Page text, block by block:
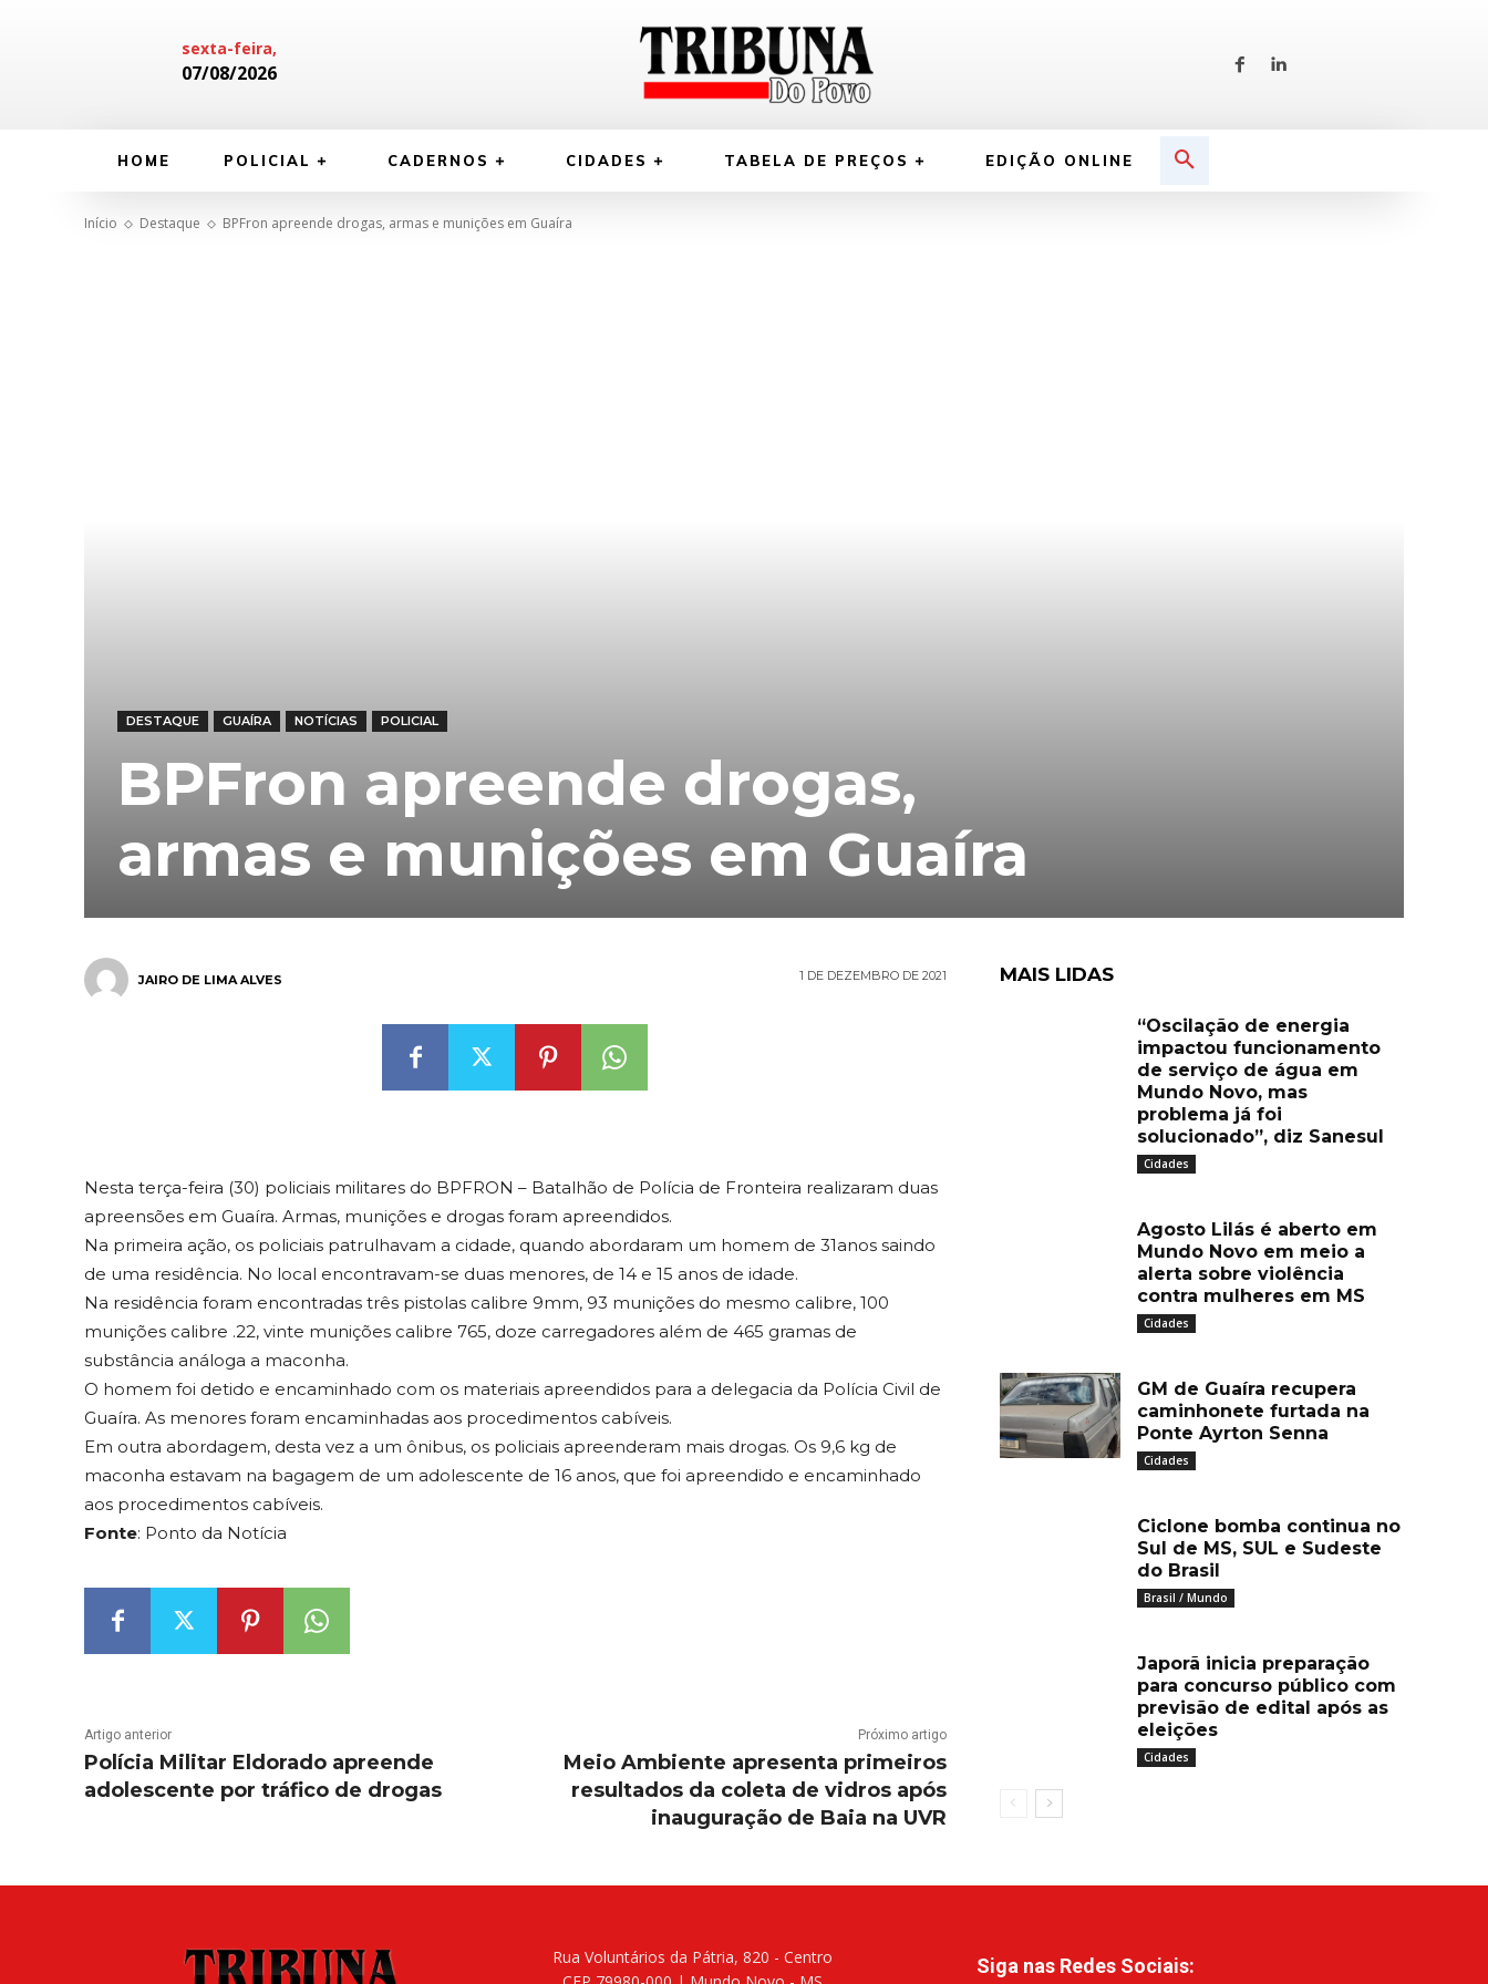
sexta-feira,
07/08/2026
HOME POLICIAL CADERNOS CIDADES TABELA DE PREÇOS EDIÇÃO ONLINE
Início Destaque BPFron apreende drogas, armas e munições em Guaíra
DESTAQUE GUAÍRA NOTÍCIAS POLICIAL
BPFron apreende drogas,
armas e munições em Guaíra
JAIRO DE LIMA ALVES 1 DE DEZEMBRO DE 2021
Nesta terça-feira (30) policiais militares do BPFRON – Batalhão de Polícia de Fronteira realizaram duas
apreensões em Guaíra. Armas, munições e drogas foram apreendidos.
Na primeira ação, os policiais patrulhavam a cidade, quando abordaram um homem de 31anos saindo
de uma residência. No local encontravam-se duas menores, de 14 e 15 anos de idade.
Na residência foram encontradas três pistolas calibre 9mm, 93 munições do mesmo calibre, 100
munições calibre .22, vinte munições calibre 765, doze carregadores além de 465 gramas de
substância análoga a maconha.
O homem foi detido e encaminhado com os materiais apreendidos para a delegacia da Polícia Civil de
Guaíra. As menores foram encaminhadas aos procedimentos cabíveis.
Em outra abordagem, desta vez a um ônibus, os policiais apreenderam mais drogas. Os 9,6 kg de
maconha estavam na bagagem de um adolescente de 16 anos, que foi apreendido e encaminhado
aos procedimentos cabíveis.
Fonte: Ponto da Notícia
Artigo anterior
Polícia Militar Eldorado apreende
adolescente por tráfico de drogas
Próximo artigo
Meio Ambiente apresenta primeiros
resultados da coleta de vidros após
inauguração de Baia na UVR
MAIS LIDAS
“Oscilação de energia
impactou funcionamento
de serviço de água em
Mundo Novo, mas
problema já foi
solucionado”, diz Sanesul
Cidades
Agosto Lilás é aberto em
Mundo Novo em meio a
alerta sobre violência
contra mulheres em MS
Cidades
GM de Guaíra recupera
caminhonete furtada na
Ponte Ayrton Senna
Cidades
Ciclone bomba continua no
Sul de MS, SUL e Sudeste
do Brasil
Brasil / Mundo
Japorã inicia preparação
para concurso público com
previsão de edital após as
eleições
Cidades
Rua Voluntários da Pátria, 820 - Centro
Siga nas Redes Sociais: